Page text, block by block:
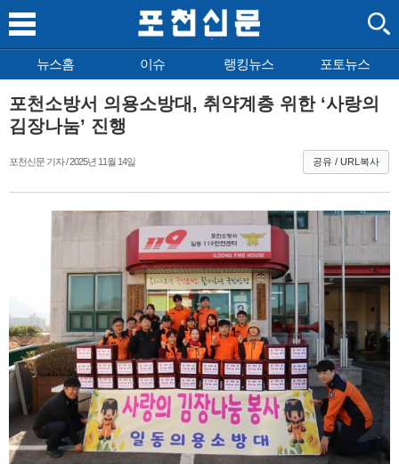
뉴스홈 이슈 랭킹뉴스 포토뉴스
포천소방서 의용소방대, 취약계층 위한 ‘사랑의
김장나눔’ 진행
포천신문 기자 / 2025년 11월 14일 공유 / URL복사